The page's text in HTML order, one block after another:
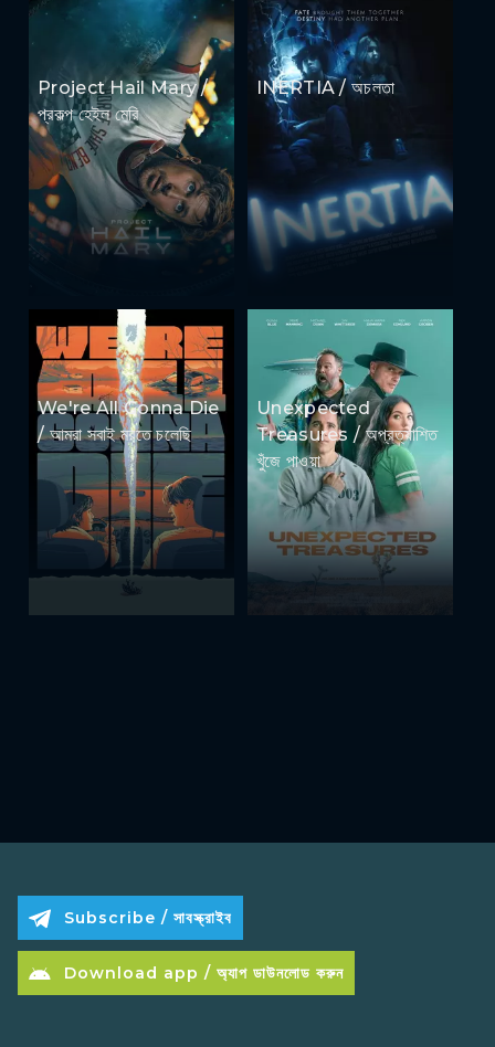
Project Hail Mary /
প্রকল্প হেইল মেরি
INERTIA / অচলতা
We're All Gonna Die
/ আমরা সবাই মরতে চলেছি
Unexpected
Treasures / অপ্রত্যাশিত
খুঁজে পাওয়া
Subscribe / সাবস্ক্রাইব
Download app / অ্যাপ ডাউনলোড করুন